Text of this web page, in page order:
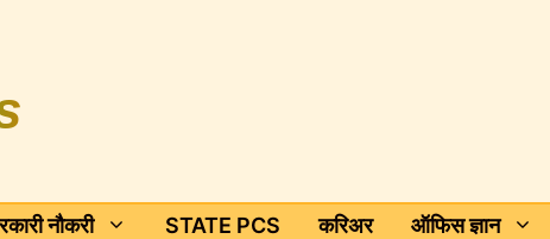
नौकरी STATE PCS करिअर ऑफिस ज्ञान